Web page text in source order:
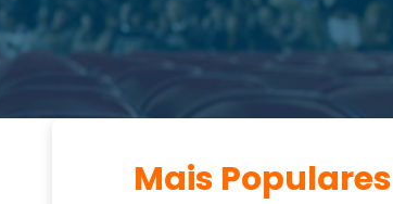
Mais Populares